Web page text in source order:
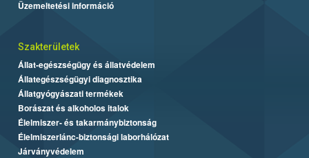
Üzemeltetési információ
Szakterületek
Állat-egészségügy és állatvédelem
Állategészségügyi diagnosztika
Állatgyógyászati termékek
Borászat és alkoholos italok
Élelmiszer- és takarmánybiztonság
Élelmiszerlánc-biztonsági laborhálózat
Járványvédelem